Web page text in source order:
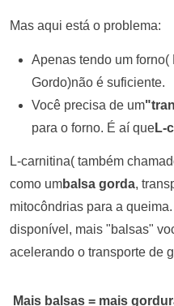
Mas aqui está o problema:
Apenas tendo um forno(
Gordo)não é suficiente.
Você precisa de um
para o forno. É aí queL-
L-carnitina( também
como umbalsa gorda,
mitocôndrias para a
disponível, mais "balsas"
acelerando o transporte de
Mais balsas = mais